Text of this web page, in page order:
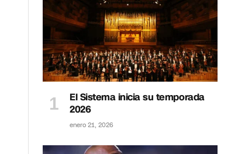
El Sistema inicia su temporada
2026
enero 21, 2026